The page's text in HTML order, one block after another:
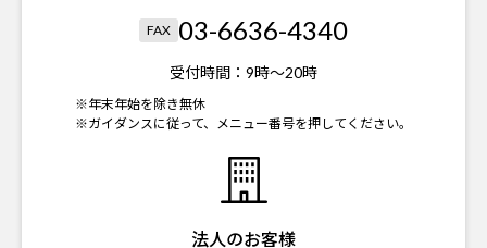
FAX 03-6636-4340
受付時間： 9時～20時
※年末年始を除き無休
※ガイダンスに従って、メニュー番号を押してください。
法人のお客様